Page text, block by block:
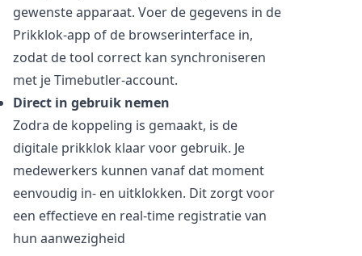
gewenste apparaat. Voer de gegevens in de
Prikklok-app of de browserinterface in,
zodat de tool correct kan synchroniseren
met je Timebutler-account.
Direct in gebruik nemen
Zodra de koppeling is gemaakt, is de
digitale prikklok klaar voor gebruik. Je
medewerkers kunnen vanaf dat moment
eenvoudig in- en uitklokken. Dit zorgt voor
een effectieve en real-time registratie van
hun aanwezigheid